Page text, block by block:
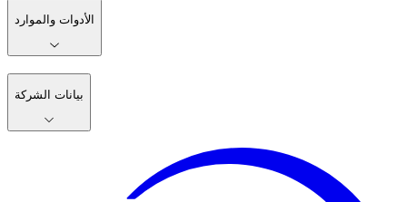
الأدوات والموارد
بيانات الشركة